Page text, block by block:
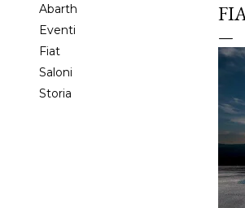
Abarth
Eventi
Fiat
Saloni
Storia